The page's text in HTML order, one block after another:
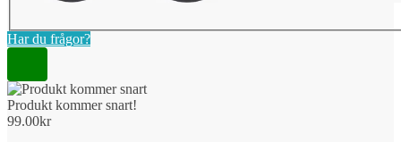
Har du frågor?
Produkt kommer snart!
99.00kr